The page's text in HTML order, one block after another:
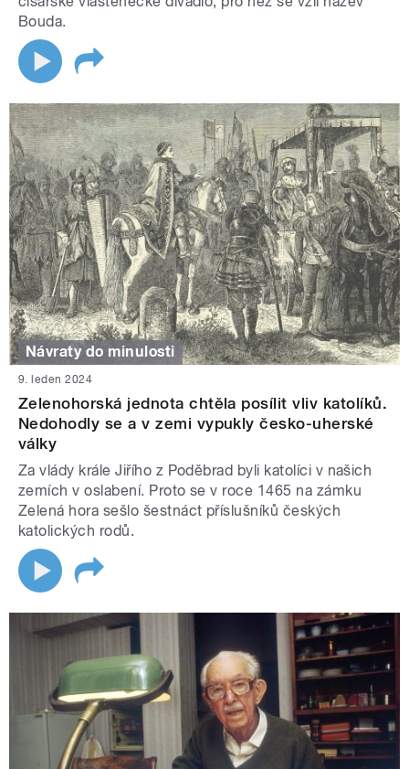
Bouda.
Návraty do minulosti
9. leden 2024
Zelenohorská jednota chtěla posílit vliv katolíků.
Nedohodly se a v zemi vypukly česko-uherské
války
Za vlády krále Jiřího z Poděbrad byli katolíci v našich
zemích v oslabení. Proto se v roce 1465 na zámku
Zelená hora sešlo šestnáct příslušníků českých
katolických rodů.